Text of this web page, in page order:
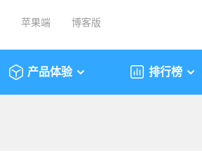
苹果端 博客版
产品体验 排行榜